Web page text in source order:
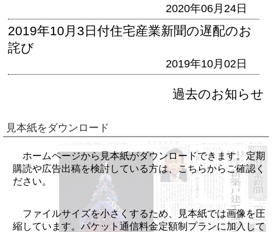
2020年06月24日
2019年10月3日付住宅産業新聞の遅配のお
詫び
2019年10月02日
過去のお知らせ
見本紙をダウンロード
ホームページから見本紙がダウンロードできます。定期
購読や広告出稿を検討している方は、こちらからご確認く
ださい。
ファイルサイズを小さくするため、見本紙では画像を圧
縮しています。パケット通信料金定額制プランに加入して